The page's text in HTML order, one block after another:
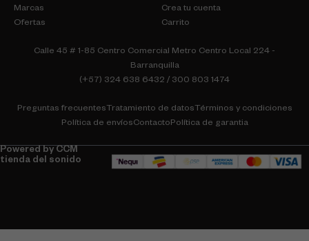
Marcas
Ofertas
Crea tu cuenta
Carrito
Calle 45 # 1-85 Centro Comercial Metro Centro Local 224 -
Barranquilla
(+57) 324 638 6432 / 300 803 1474
Preguntas frecuentesTratamiento de datosTérminos y condiciones
Política de envíosContactoPolítica de garantia
Powered by CCM
tienda del sonido